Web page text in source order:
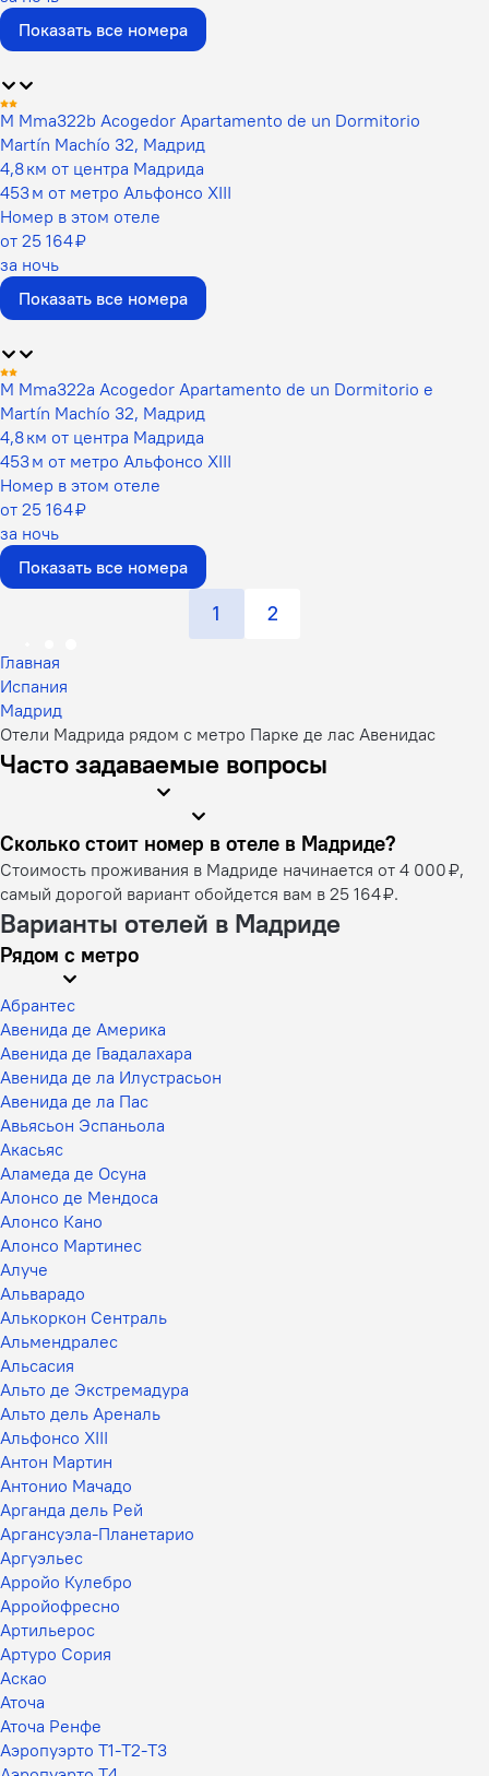
Показать все номера
M Mma322b Acogedor Apartamento de un Dormitorio
Martín Machío 32, Мадрид
4,8 км от центра Мадрида
453 м от метро Альфонсо XIII
Номер в этом отеле
от 25 164 ₽
за ночь
Показать все номера
M Mma322a Acogedor Apartamento de un Dormitorio e
Martín Machío 32, Мадрид
4,8 км от центра Мадрида
453 м от метро Альфонсо XIII
Номер в этом отеле
от 25 164 ₽
за ночь
Показать все номера
1 2
Главная
Испания
Мадрид
Отели Мадрида рядом с метро Парке де лас Авенидас
Часто задаваемые вопросы
Сколько стоит номер в отеле в Мадриде?
Стоимость проживания в Мадриде начинается от 4 000 ₽,
самый дорогой вариант обойдется вам в 25 164 ₽.
Варианты отелей в Мадриде
Рядом с метро
Абрантес
Авенида де Америка
Авенида де Гвадалахара
Авенида де ла Илустрасьон
Авенида де ла Пас
Авьясьон Эспаньола
Акасьяс
Аламеда де Осуна
Алонсо де Мендоса
Алонсо Кано
Алонсо Мартинес
Алуче
Альварадо
Алькоркон Сентраль
Альмендралес
Альсасия
Альто де Экстремадура
Альто дель Ареналь
Альфонсо XIII
Антон Мартин
Антонио Мачадо
Арганда дель Рей
Аргансуэла-Планетарио
Аргуэльес
Арройо Кулебро
Арройофресно
Артильерос
Артуро Сория
Аскао
Аточа
Аточа Ренфе
Аэропуэрто Т1-Т2-Т3